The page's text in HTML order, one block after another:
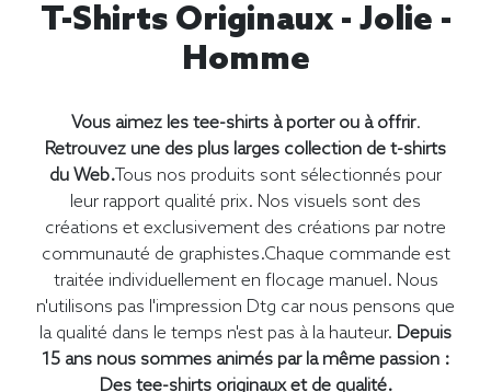
T-Shirts Originaux - Jolie -
Homme
Vous aimez les tee-shirts à porter ou à offrir.
Retrouvez une des plus larges collection de t-shirts
du Web.Tous nos produits sont sélectionnés pour
leur rapport qualité prix. Nos visuels sont des
créations et exclusivement des créations par notre
communauté de graphistes.Chaque commande est
traitée individuellement en flocage manuel. Nous
n'utilisons pas l'impression Dtg car nous pensons que
la qualité dans le temps n'est pas à la hauteur. Depuis
15 ans nous sommes animés par la même passion :
Des tee-shirts originaux et de qualité.